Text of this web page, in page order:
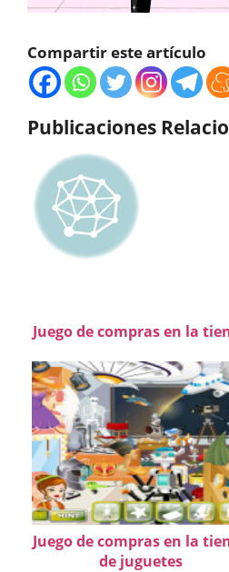
Compartir este artículo
Publicaciones
Juego de compras en la
Juego de compras en la
de juguetes